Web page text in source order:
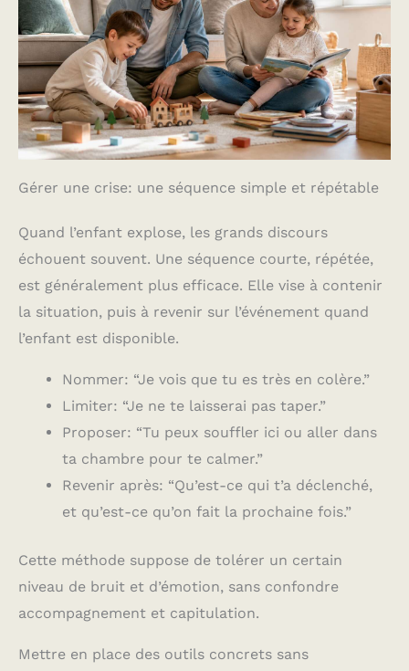
Gérer une crise: une séquence simple et répétable
Quand l’enfant explose, les grands discours
échouent souvent. Une séquence courte, répétée,
est généralement plus efficace. Elle vise à contenir
la situation, puis à revenir sur l’événement quand
l’enfant est disponible.
Nommer: “Je vois que tu es très en colère.”
Limiter: “Je ne te laisserai pas taper.”
Proposer: “Tu peux souffler ici ou aller dans
ta chambre pour te calmer.”
Revenir après: “Qu’est-ce qui t’a déclenché,
et qu’est-ce qu’on fait la prochaine fois.”
Cette méthode suppose de tolérer un certain
niveau de bruit et d’émotion, sans confondre
accompagnement et capitulation.
Mettre en place des outils concrets sans